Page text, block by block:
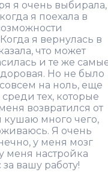
я очень выбирала,
я поехала в
я вернулась в
что может
и те же
Но не было
на ноль, еще
тех, которые
возвратился от
кушаю много чего,
Я очень
у меня мозг
меня настройка
вашу работу!